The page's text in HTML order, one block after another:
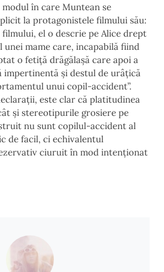
în care Muntean se
la protagonistele filmului său:
el o descrie pe Alice drept
unei mame care, incapabilă fiind
o fetiță drăgălașă care apoi a
impertinentă și destul de urâțică
unui copil-accident”.
este clar că platitudinea
și stereotipurile grosiere pe
nu sunt copilul-accident al
de facil, ci echivalentul
ciuruit în mod intenționat